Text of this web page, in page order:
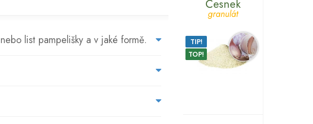
list pampelišky a v jaké formě.
CO
Česnek
granulát
TIP!
TOP!